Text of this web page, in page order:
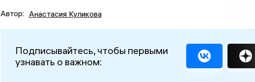
Автор: Анастасия Куликова
Подписывайтесь, чтобы первыми
узнавать о важном: